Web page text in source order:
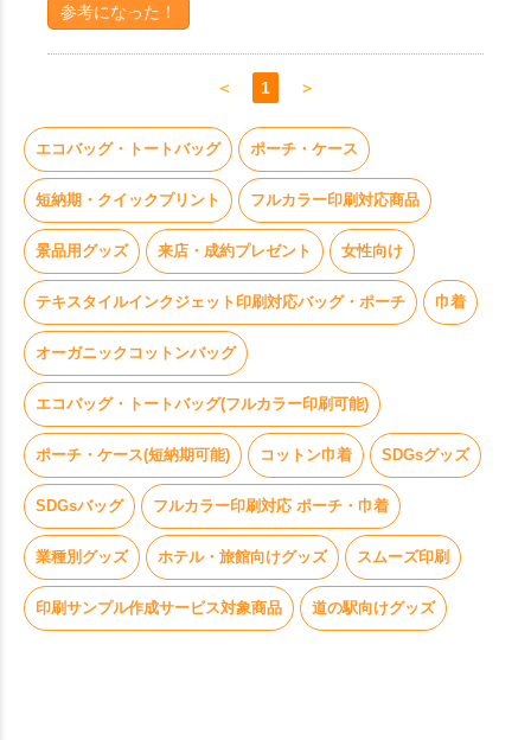
参考になった！
＜ 1 ＞
エコバッグ・トートバッグ ポーチ・ケース
短納期・クイックプリント フルカラー印刷対応商品
景品用グッズ 来店・成約プレゼント 女性向け
テキスタイルインクジェット印刷対応バッグ・ポーチ 巾着
オーガニックコットンバッグ
エコバッグ・トートバッグ(フルカラー印刷可能)
ポーチ・ケース(短納期可能) コットン巾着 SDGsグッズ
SDGsバッグ フルカラー印刷対応 ポーチ・巾着
業種別グッズ ホテル・旅館向けグッズ スムーズ印刷
印刷サンプル作成サービス対象商品 道の駅向けグッズ